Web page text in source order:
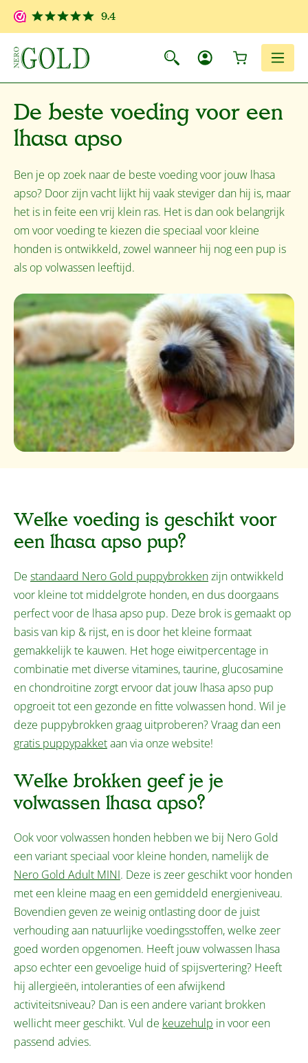
Ga naar de hoofdinhoud
9.4
De beste voeding voor een
lhasa apso
Ben je op zoek naar de beste voeding voor jouw lhasa
apso? Door zijn vacht lijkt hij vaak steviger dan hij is, maar
het is in feite een vrij klein ras. Het is dan ook belangrijk
om voor voeding te kiezen die speciaal voor kleine
honden is ontwikkeld, zowel wanneer hij nog een pup is
als op volwassen leeftijd.
Welke voeding is geschikt voor
een lhasa apso pup?
De standaard Nero Gold puppybrokkenzijn ontwikkeld
voor kleine tot middelgrote honden, en dus doorgaans
perfect voor de lhasa apso pup. Deze brok is gemaakt op
basis van kip & rijst, en is door het kleine formaat
gemakkelijk te kauwen. Het hoge eiwitpercentage in
combinatie met diverse vitamines, taurine, glucosamine
en chondroitine zorgt ervoor dat jouw lhasa apso pup
opgroeit tot een gezonde en fitte volwassen hond. Wil je
deze puppybrokken graag uitproberen? Vraag dan een
gratis puppypakketaan via onze website!
Welke brokken geef je je
volwassen lhasa apso?
Ook voor volwassen honden hebben we bij Nero Gold
een variant speciaal voor kleine honden, namelijk de
Nero Gold Adult MINI. Deze is zeer geschikt voor honden
met een kleine maag en een gemiddeld energieniveau.
Bovendien geven ze weinig ontlasting door de juist
verhouding aan natuurlijke voedingsstoffen, welke zeer
goed worden opgenomen. Heeft jouw volwassen lhasa
apso echter een gevoelige huid of spijsvertering? Heeft
hij allergieën, intoleranties of een afwijkend
activiteitsniveau? Dan is een andere variant brokken
wellicht meer geschikt. Vul de keuzehulp in voor een
passend advies.